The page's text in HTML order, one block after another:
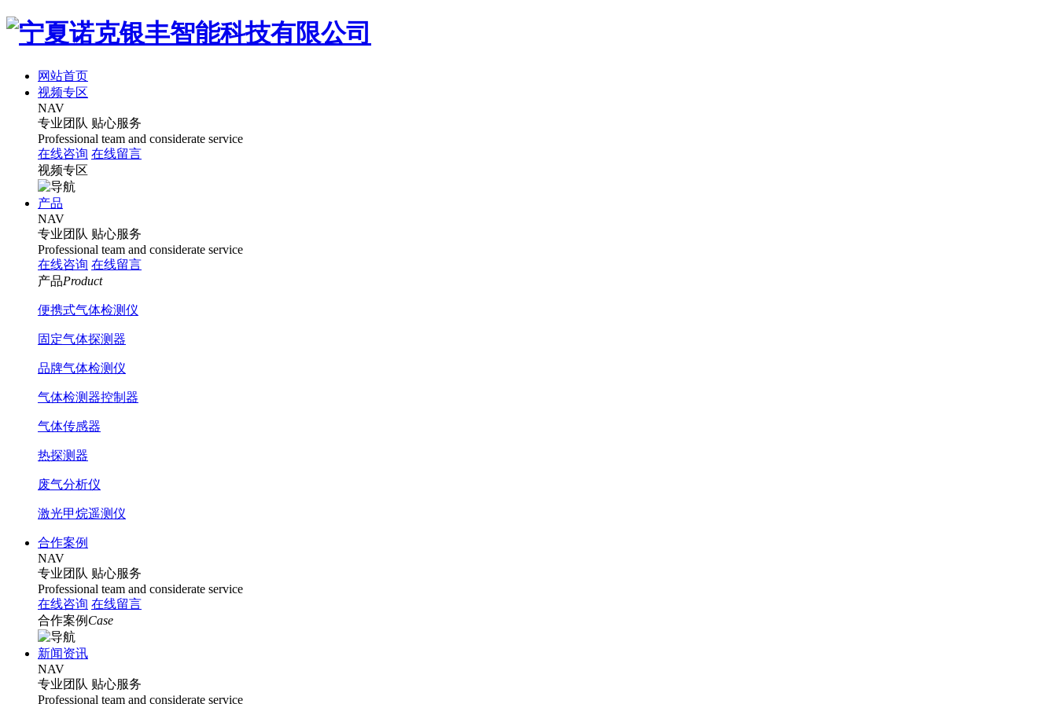
网站首页
视频专区
NAV
专业团队 贴心服务
Professional team and considerate service
在线咨询 在线留言
视频专区
产品
NAV
专业团队 贴心服务
Professional team and considerate service
在线咨询 在线留言
产品Product
便携式气体检测仪
固定气体探测器
品牌气体检测仪
气体检测器控制器
气体传感器
热探测器
废气分析仪
激光甲烷遥测仪
合作案例
NAV
专业团队 贴心服务
Professional team and considerate service
在线咨询 在线留言
合作案例 Case
新闻资讯
NAV
专业团队 贴心服务
Professional team and considerate service